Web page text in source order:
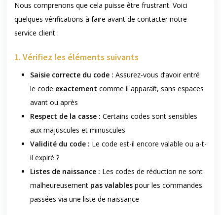
Nous comprenons que cela puisse être frustrant. Voici
quelques vérifications à faire avant de contacter notre
service client :
1. Vérifiez les éléments suivants
Saisie correcte du code : Assurez-vous d’avoir entré
le code exactement comme il apparaît, sans espaces
avant ou après
Respect de la casse : Certains codes sont sensibles
aux majuscules et minuscules
Validité du code : Le code est-il encore valable ou a-t-
il expiré ?
Listes de naissance : Les codes de réduction ne sont
malheureusement pas valables pour les commandes
passées via une liste de naissance